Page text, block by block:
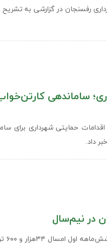
رفسنجان در گزارشی به تشریح
ساماندهی
حمایتی شهرداری برای
داد.
معاون